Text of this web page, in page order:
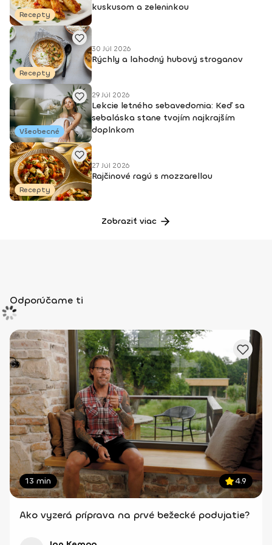
Recepty
kuskusom a zeleninkou
Recepty
30 Júl 2026
Rýchly a lahodný hubový stroganov
Všeobecné
29 Júl 2026
Lekcie letného sebavedomia: Keď sa
sebaláska stane tvojím najkrajším
doplnkom
Recepty
27 Júl 2026
Rajčinové ragú s mozzarellou
Zobraziť viac
Odporúčame ti
13 min 4.9
Ako vyzerá príprava na prvé bežecké podujatie?